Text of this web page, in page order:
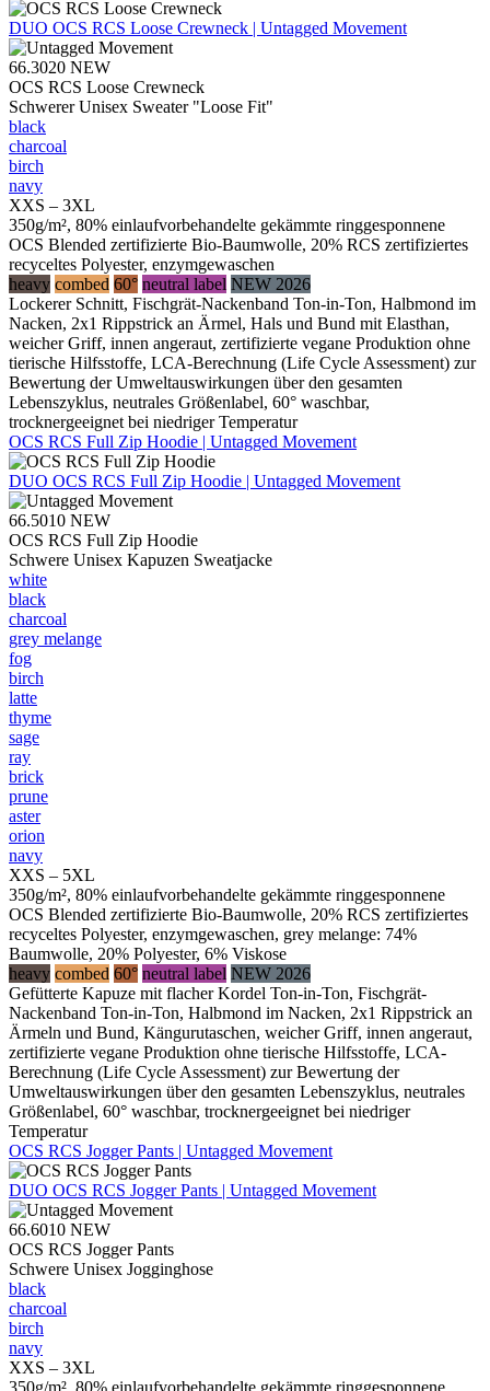
DUO OCS RCS Loose Crewneck | Untagged Movement
66.3020 NEW
OCS RCS Loose Crewneck
Schwerer Unisex Sweater "Loose Fit"
black
charcoal
birch
navy
XXS – 3XL
350g/m², 80% einlaufvorbehandelte gekämmte ringgesponnene
OCS Blended zertifizierte Bio-Baumwolle, 20% RCS zertifiziertes
recyceltes Polyester, enzymgewaschen
heavy combed 60° neutral label NEW 2026
Lockerer Schnitt, Fischgrät-Nackenband Ton-in-Ton, Halbmond im
Nacken, 2x1 Rippstrick an Ärmel, Hals und Bund mit Elasthan,
weicher Griff, innen angeraut, zertifizierte vegane Produktion ohne
tierische Hilfsstoffe, LCA-Berechnung (Life Cycle Assessment) zur
Bewertung der Umweltauswirkungen über den gesamten
Lebenszyklus, neutrales Größenlabel, 60° waschbar,
trocknergeeignet bei niedriger Temperatur
OCS RCS Full Zip Hoodie | Untagged Movement
DUO OCS RCS Full Zip Hoodie | Untagged Movement
66.5010 NEW
OCS RCS Full Zip Hoodie
Schwere Unisex Kapuzen Sweatjacke
white
black
charcoal
grey melange
fog
birch
latte
thyme
sage
ray
brick
prune
aster
orion
navy
XXS – 5XL
350g/m², 80% einlaufvorbehandelte gekämmte ringgesponnene
OCS Blended zertifizierte Bio-Baumwolle, 20% RCS zertifiziertes
recyceltes Polyester, enzymgewaschen, grey melange: 74%
Baumwolle, 20% Polyester, 6% Viskose
heavy combed 60° neutral label NEW 2026
Gefütterte Kapuze mit flacher Kordel Ton-in-Ton, Fischgrät-
Nackenband Ton-in-Ton, Halbmond im Nacken, 2x1 Rippstrick an
Ärmeln und Bund, Kängurutaschen, weicher Griff, innen angeraut,
zertifizierte vegane Produktion ohne tierische Hilfsstoffe, LCA-
Berechnung (Life Cycle Assessment) zur Bewertung der
Umweltauswirkungen über den gesamten Lebenszyklus, neutrales
Größenlabel, 60° waschbar, trocknergeeignet bei niedriger
Temperatur
OCS RCS Jogger Pants | Untagged Movement
DUO OCS RCS Jogger Pants | Untagged Movement
66.6010 NEW
OCS RCS Jogger Pants
Schwere Unisex Jogginghose
black
charcoal
birch
navy
XXS – 3XL
350g/m², 80% einlaufvorbehandelte gekämmte ringgesponnene